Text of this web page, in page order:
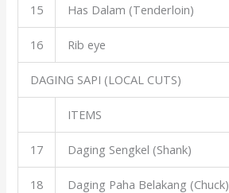
15 Has Dalam (Tenderloin)
16 Rib eye
DAGING SAPI (LOCAL CUTS)
ITEMS
17 Daging Sengkel (Shank)
18 Daging Paha Belakang (Chuck)